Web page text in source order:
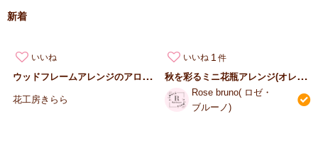
新着
いいね
ウ
ッドフレームアレンジのアロマディフューザー
花工房きらら
いいね 1
秋
を彩るミニ花瓶アレンジ(オレンジorくすみピンク…
Rose bruno( ロゼ・
ブルーノ)